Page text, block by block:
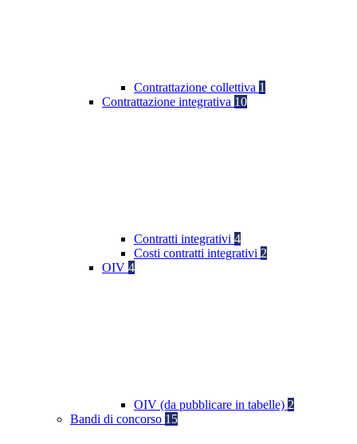
Contrattazione collettiva 1
Contrattazione integrativa 10
Contratti integrativi 4
Costi contratti integrativi 2
OIV 4
OIV (da pubblicare in tabelle) 2
Bandi di concorso 15